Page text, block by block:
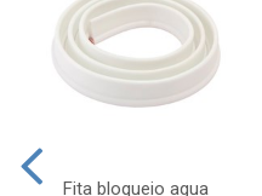
Fita bloqueio agua